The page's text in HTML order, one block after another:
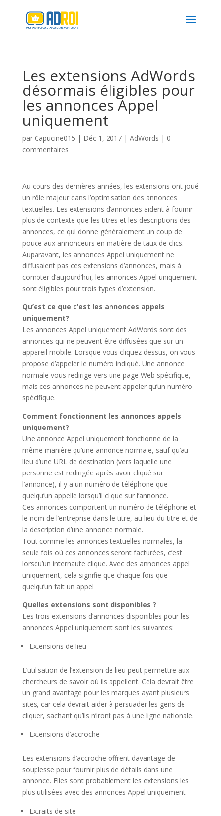
Les extensions AdWords
désormais éligibles pour
les annonces Appel
uniquement
par Capucine015 | Déc 1, 2017| AdWords | 0
commentaires
Au cours des dernières années, les extensions ont joué
un rôle majeur dans l’optimisation des annonces
textuelles. Les extensions d’annonces aident à fournir
plus de contexte que les titres et les descriptions des
annonces, ce qui donne généralement un coup de
pouce aux annonceurs en matière de taux de clics.
Auparavant, les annonces Appel uniquement ne
diffusaient pas ces extensions d’annonces, mais à
compter d’aujourd’hui, les annonces Appel uniquement
sont éligibles pour trois types d’extension.
Qu’est ce que c’est les annonces appels
uniquement?
Les annonces Appel uniquement AdWords sont des
annonces qui ne peuvent être diffusées que sur un
appareil mobile. Lorsque vous cliquez dessus, on vous
propose d’appeler le numéro indiqué. Une annonce
normale vous redirige vers une page Web spécifique,
mais ces annonces ne peuvent appeler qu’un numéro
spécifique.
Comment fonctionnent les annonces appels
uniquement?
Une annonce Appel uniquement fonctionne de la
même manière qu’une annonce normale, sauf qu’au
lieu d’une URL de destination (vers laquelle une
personne est redirigée après avoir cliqué sur
l’annonce), il y a un numéro de téléphone que
quelqu’un appelle lorsqu’il clique sur l’annonce.
Ces annonces comportent un numéro de téléphone et
le nom de l’entreprise dans le titre, au lieu du titre et de
la description d’une annonce normale.
Tout comme les annonces textuelles normales, la
seule fois où ces annonces seront facturées, c’est
lorsqu’un internaute clique. Avec des annonces appel
uniquement, cela signifie que chaque fois que
quelqu’un fait un appel
Quelles extensions sont disponibles ?
Les trois extensions d’annonces disponibles pour les
annonces Appel uniquement sont les suivantes:
Extensions de lieu
L’utilisation de l’extension de lieu peut permettre aux
chercheurs de savoir où ils appellent. Cela devrait être
un grand avantage pour les marques ayant plusieurs
sites, car cela devrait aider à persuader les gens de
cliquer, sachant qu’ils n’iront pas à une ligne nationale.
Extensions d’accroche
Les extensions d’accroche offrent davantage de
souplesse pour fournir plus de détails dans une
annonce. Elles sont probablement les extensions les
plus utilisées avec des annonces Appel uniquement.
Extraits de site